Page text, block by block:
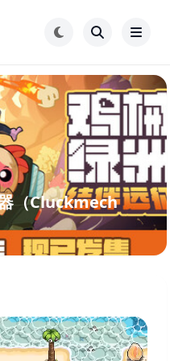
电脑游戏
常见问题解答
永久地址
（Cluckmech